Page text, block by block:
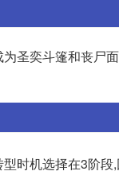
圣奕斗篷和丧尸
时机选择在3阶